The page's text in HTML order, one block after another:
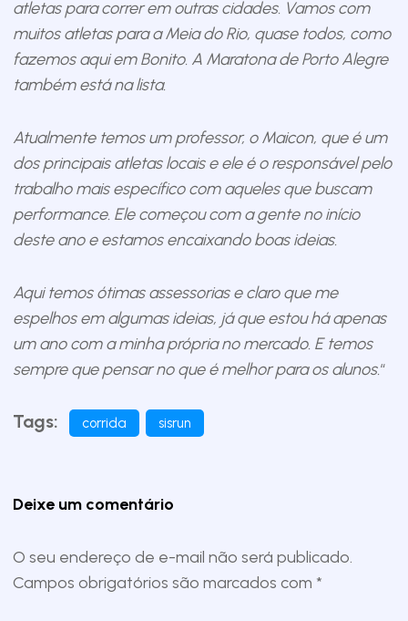
atletas para correr em outras cidades. Vamos com
muitos atletas para a Meia do Rio, quase todos, como
fazemos aqui em Bonito. A Maratona de Porto Alegre
também está na lista.
Atualmente temos um professor, o Maicon, que é um
dos principais atletas locais e ele é o responsável pelo
trabalho mais específico com aqueles que buscam
performance. Ele começou com a gente no início
deste ano e estamos encaixando boas ideias.
Aqui temos ótimas assessorias e claro que me
espelhos em algumas ideias, já que estou há apenas
um ano com a minha própria no mercado. E temos
sempre que pensar no que é melhor para os alunos.“
Tags: corrida sisrun
Deixe um comentário
O seu endereço de e-mail não será publicado.
Campos obrigatórios são marcados com *